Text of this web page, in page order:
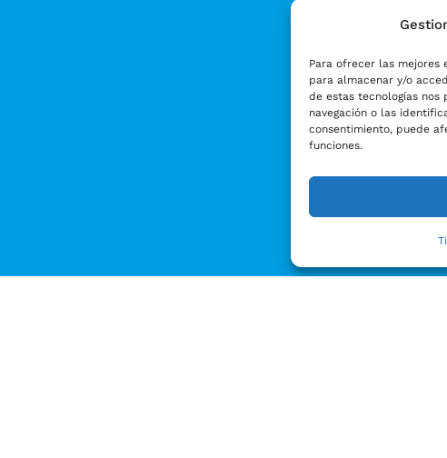
Para ofrecer las mejores
para almacenar y/o
de estas tecnologías
navegación o las
consentimiento, puede
funciones.